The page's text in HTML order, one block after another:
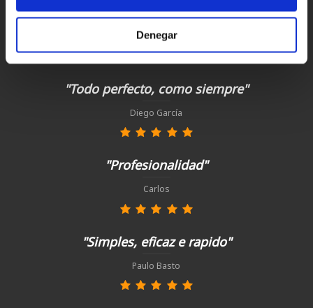
Denegar
Clientes satisfechos
¡compra hoy con nosotros!
"Todo perfecto, como siempre"
Diego García
"Profesionalidad"
Carlos
"Simples, eficaz e rapido"
Paulo Basto